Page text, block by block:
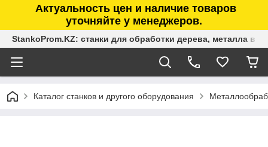
Актуальность цен и наличие товаров
уточняйте у менеджеров.
StankoProm.KZ: станки для обработки дерева, металла в
Каталог станков и другого оборудования